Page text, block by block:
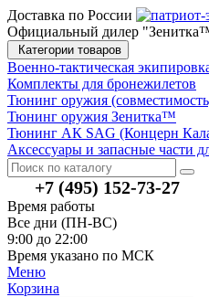
Доставка по России
Официальный дилер
Категории товаров
Военно-тактическая
Комплекты для бронежилетов
Тюнинг оружия
Тюнинг оружия Зенитка™
Тюнинг АК SAG (Концерн
Аксессуары и запасные части
+7 (495) 152-73-27
Время работы
Все дни (ПН-ВС)
9:00 до 22:00
Время указано по МСК
Меню
Корзина